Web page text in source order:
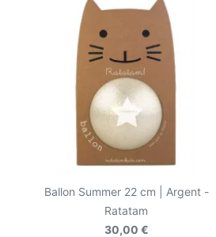
Ballon Summer 22 cm | Argent -
Ratatam
30,00 €